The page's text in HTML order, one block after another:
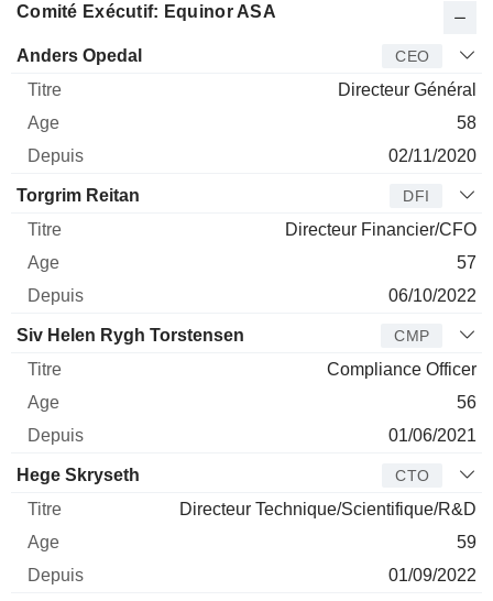
Comité Exécutif: Equinor ASA
Dirigeant Titre
Anders Opedal CEO
Directeur Général
58
02/11/2020
Torgrim Reitan DFI
Directeur Financier/CFO
57
06/10/2022
Siv Helen Rygh Torstensen CMP
Compliance Officer
56
01/06/2021
Hege Skryseth CTO
Directeur Technique/Scientifique/R&D
59
01/09/2022